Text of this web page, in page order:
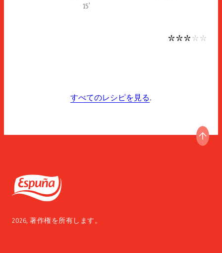
15'
すべてのレシピを見る.
Espuña
2026, 著作権を所有します。
ペー